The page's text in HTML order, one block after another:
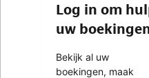
Log in om
uw
Bekijk al uw
boekingen, maak